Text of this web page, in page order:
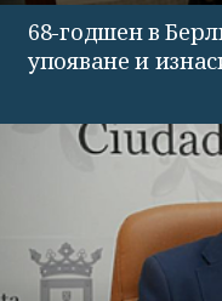
68-годшен в
упояване и